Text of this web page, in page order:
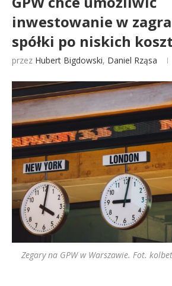
inwestowanie w
spółki po niskich
przez Hubert Bigdowski, Daniel Rząsa
Zegary na GPW w Warszawie. Fot.